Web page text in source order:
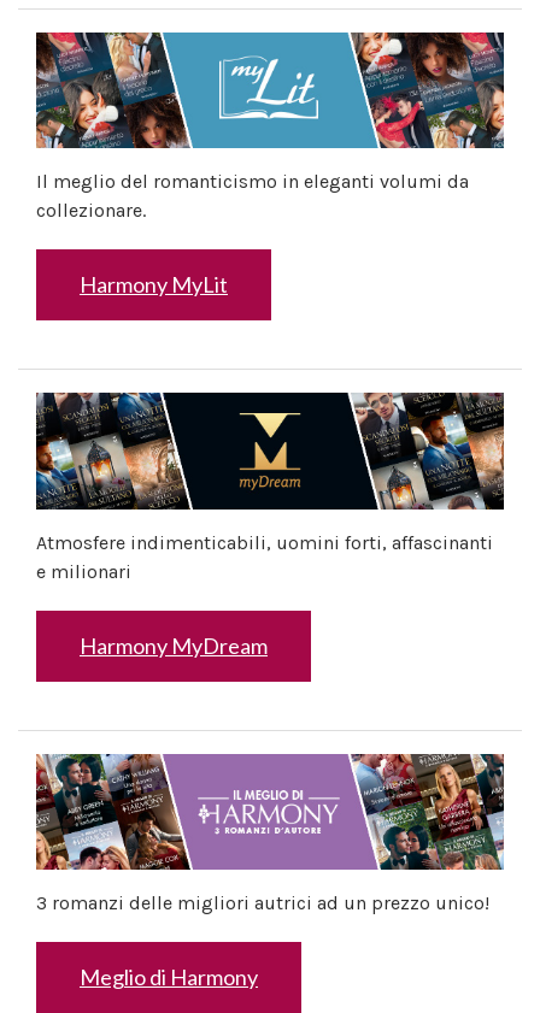
Il meglio del romanticismo in eleganti volumi da
collezionare.
Harmony MyLit
Atmosfere indimenticabili, uomini forti, affascinanti
e milionari
Harmony MyDream
3 romanzi delle migliori autrici ad un prezzo unico!
Meglio di Harmony